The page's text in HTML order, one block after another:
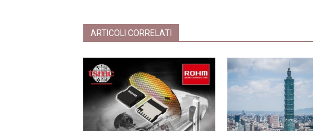
ARTICOLI CORRELATI